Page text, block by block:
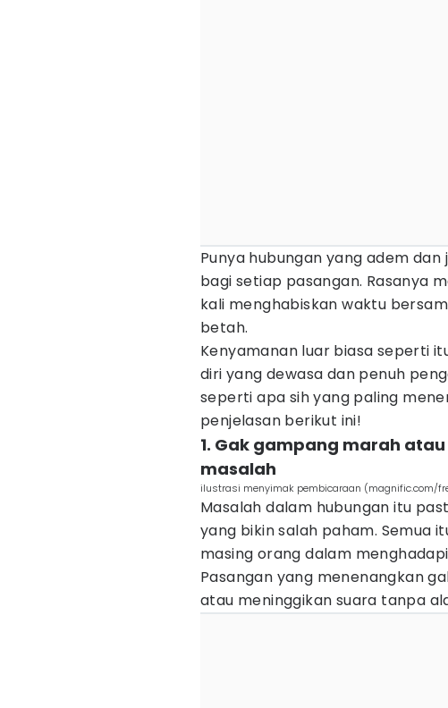
Punya hubungan yang adem
bagi setiap pasangan. Rasanya
kali menghabiskan waktu
betah.
Kenyamanan luar biasa seperti
diri yang dewasa dan penuh
seperti apa sih yang paling
penjelasan berikut ini!
1. Gak gampang marah
masalah
ilustrasi menyimak pembicaraan (magnific.com/
Masalah dalam hubungan itu
yang bikin salah paham. Semua
masing orang dalam
Pasangan yang menenangkan
atau meninggikan suara tanpa